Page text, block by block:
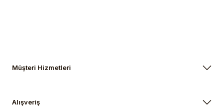
Müşteri Hizmetleri
Alışveriş